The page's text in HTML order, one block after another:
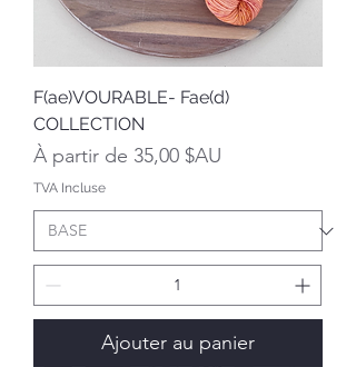
F(ae)VOURABLE- Fae(d)
COLLECTION
À partir de 35,00 $AU
Prix promotionnel
TVA Incluse
Ajouter au panier